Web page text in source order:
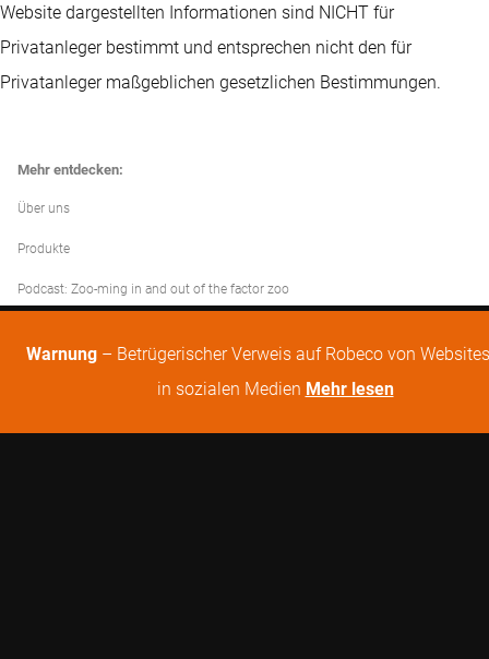
Website dargestellten Informationen sind NICHT für
Privatanleger bestimmt und entsprechen nicht den für
Privatanleger maßgeblichen gesetzlichen Bestimmungen.
Mehr entdecken:
Über uns
Produkte
Podcast: Zoo-ming in and out of the factor zoo
Warnung – Betrügerischer Verweis auf Robeco von
in sozialen Medien Mehr lesen